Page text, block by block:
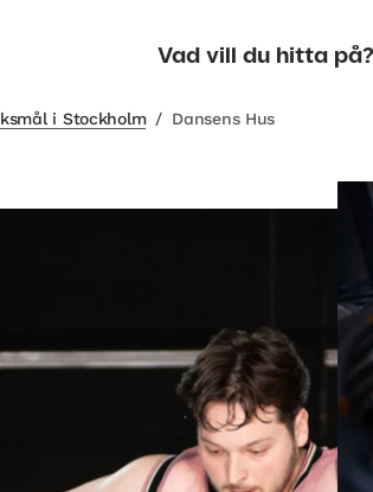
Vad vill du hitta på?
i Stockholm / Dansens Hus